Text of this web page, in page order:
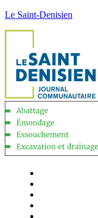
Le Saint-Denisien